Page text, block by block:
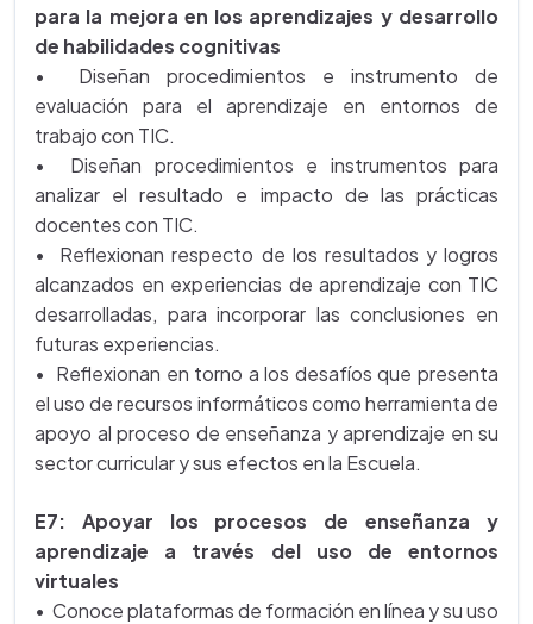
para la mejora en los aprendizajes y desarrollo
de habilidades cognitivas
• Diseñan procedimientos e instrumento de
evaluación para el aprendizaje en entornos de
trabajo con TIC.
• Diseñan procedimientos e instrumentos para
analizar el resultado e impacto de las prácticas
docentes con TIC.
• Reflexionan respecto de los resultados y logros
alcanzados en experiencias de aprendizaje con TIC
desarrolladas, para incorporar las conclusiones en
futuras experiencias.
• Reflexionan en torno a los desafíos que presenta
el uso de recursos informáticos como herramienta de
apoyo al proceso de enseñanza y aprendizaje en su
sector curricular y sus efectos en la Escuela.
E7: Apoyar los procesos de enseñanza y
aprendizaje a través del uso de entornos
virtuales
• Conoce plataformas de formación en línea y su uso